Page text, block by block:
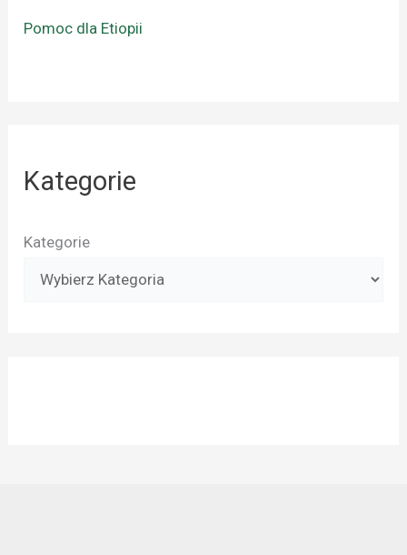
Pomoc dla Etiopii
Kategorie
Kategorie